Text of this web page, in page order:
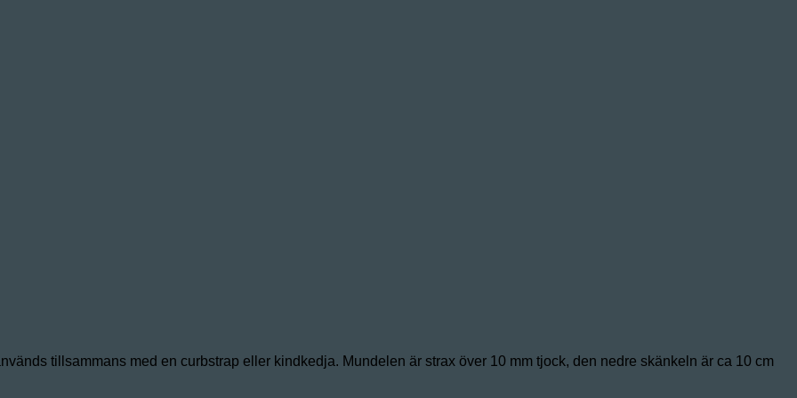
tillsammans med en curbstrap eller kindkedja. Mundelen är strax över 10 mm tjock, den nedre skänkeln är ca 10 cm